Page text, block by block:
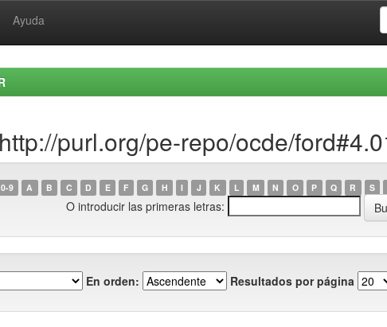
Ayuda
purl.org/pe-repo/ocde/
0-9 A B C D E F G H I J K L M N O P Q R S
O introducir las primeras letras:
En orden: Resultados por página